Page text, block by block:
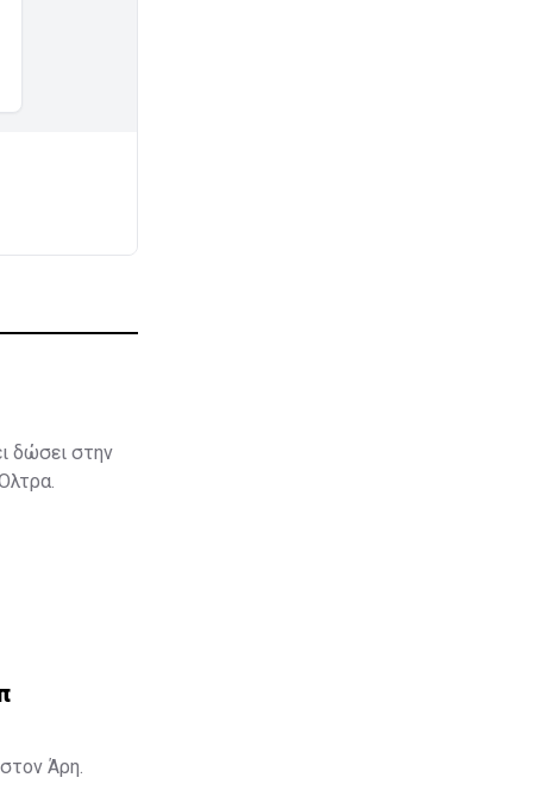
δώσει στην
Άρη.